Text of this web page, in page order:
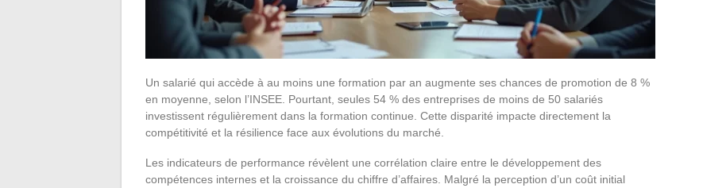
Un salarié qui accède à au moins une formation par an augmente ses chances de promotion de 8 %
en moyenne, selon l’INSEE. Pourtant, seules 54 % des entreprises de moins de 50 salariés
investissent régulièrement dans la formation continue. Cette disparité impacte directement la
compétitivité et la résilience face aux évolutions du marché.
Les indicateurs de performance révèlent une corrélation claire entre le développement des
compétences internes et la croissance du chiffre d’affaires. Malgré la perception d’un coût initial